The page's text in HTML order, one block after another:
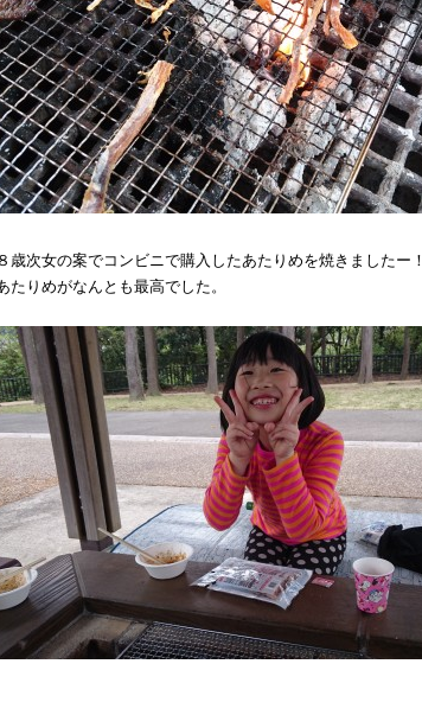
歳次女の案でコンビニで購入したあたりめを焼きましたー！
たりめがなんとも最高でした。